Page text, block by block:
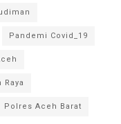
Pandemi Covid_19
Raya
Polres Aceh Barat